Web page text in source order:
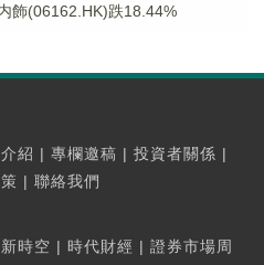
飾(06162.HK)跌18.44%
紹 | 專欄邀稿 | 投資者關係 |
| 聯絡我們
新時空 | 時代財經 | 證券市場周